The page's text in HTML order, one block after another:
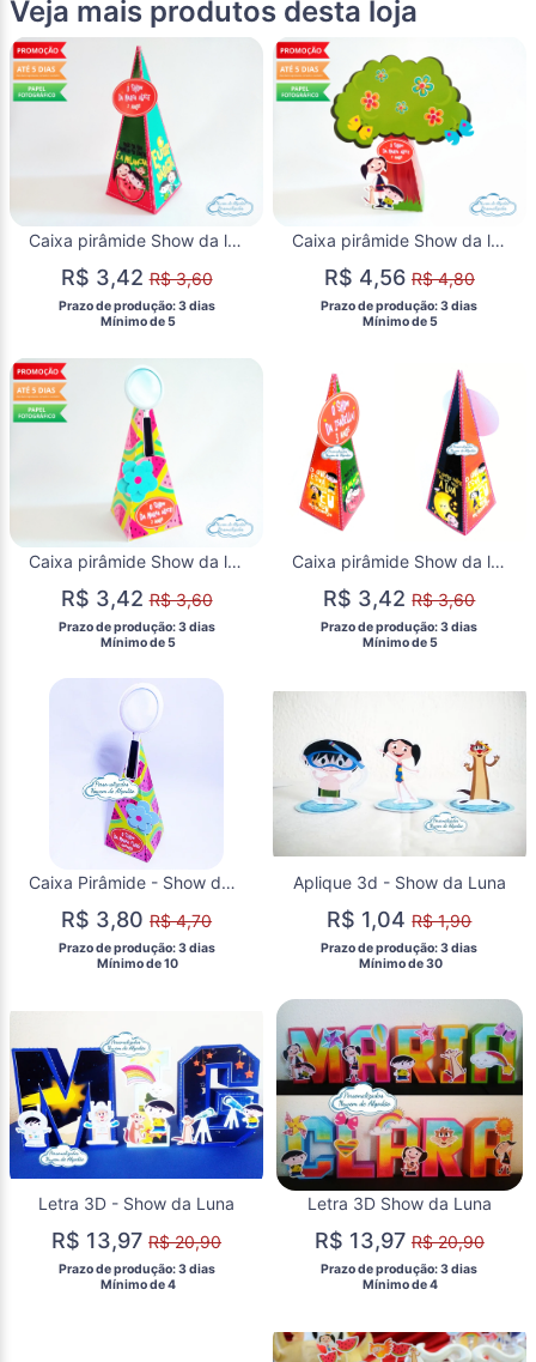
Veja mais produtos desta loja
Caixa pirâmide Show da luna - melancia
R$ 3,42R$ 3,60
Prazo de produção: 3 dias
  Mínimo de 5
Caixa pirâmide Show da luna
R$ 4,56R$ 4,80
Prazo de produção: 3 dias
  Mínimo de 5
Caixa pirâmide Show da luna - lupa
R$ 3,42R$ 3,60
Prazo de produção: 3 dias
  Mínimo de 5
Caixa pirâmide Show da luna - Lua
R$ 3,42R$ 3,60
Prazo de produção: 3 dias
  Mínimo de 5
Caixa Pirâmide - Show da Luna
R$ 3,80R$ 4,70
Prazo de produção: 3 dias
  Mínimo de 10
Aplique 3d - Show da Luna
R$ 1,04R$ 1,90
Prazo de produção: 3 dias
  Mínimo de 30
Letra 3D - Show da Luna
R$ 13,97R$ 20,90
Prazo de produção: 3 dias
  Mínimo de 4
Letra 3D Show da Luna
R$ 13,97R$ 20,90
Prazo de produção: 3 dias
  Mínimo de 4